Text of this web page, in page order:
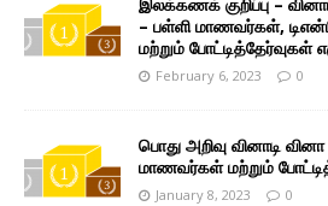
– பள்ளி மாணவர்கள்,
மற்றும் போட்டித்தேர்வுகள்
February 6, 2023 0
பொது அறிவு வினாடி
மாணவர்கள் மற்றும்
January 8, 2023 0